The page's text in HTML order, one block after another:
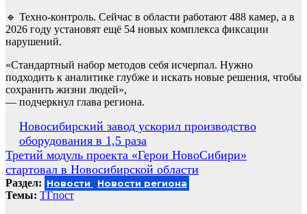
🔹 Техно-контроль. Сейчас в области работают 488 камер, а в
2026 году установят ещё 54 новых комплекса фиксации
нарушений.
«Стандартный набор методов себя исчерпал. Нужно
подходить к аналитике глубже и искать новые решения, чтобы
сохранить жизни людей»,
— подчеркнул глава региона.
Навигация
по
записям
Новосибирский завод ускорил производство
оборудования в 1,5 раза
Третий модуль проекта «Герои НовоСибири»
стартовал в Новосибирской области
Раздел: Новости Новости региона
Темы: ТГпост